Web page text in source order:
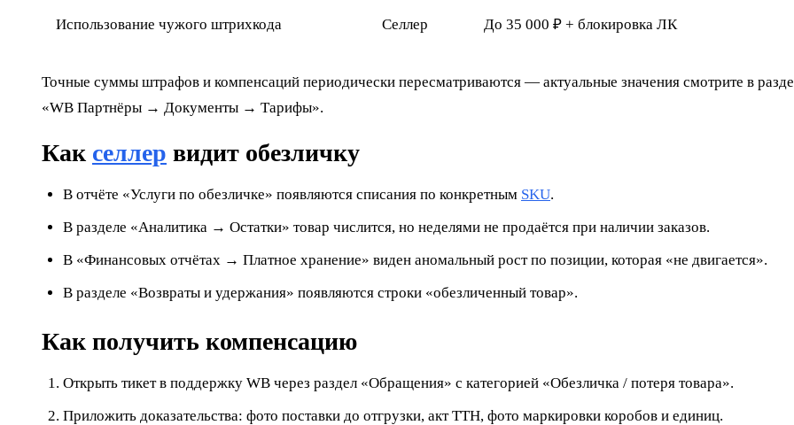
Использование чужого штрихкода Селлер До 35 000 ₽ + блокировка ЛК
Точные суммы штрафов и компенсаций периодически пересматриваются — актуальные значения смотрите в
«WB Партнёры → Документы → Тарифы».
Как селлер видит обезличку
В отчёте «Услуги по обезличке» появляются списания по конкретным SKU.
В разделе «Аналитика → Остатки» товар числится, но неделями не продаётся при наличии заказов.
В «Финансовых отчётах → Платное хранение» виден аномальный рост по позиции, которая «не двигается».
В разделе «Возвраты и удержания» появляются строки «обезличенный товар».
Как получить компенсацию
Открыть тикет в поддержку WB через раздел «Обращения» с категорией «Обезличка / потеря товара».
Приложить доказательства: фото поставки до отгрузки, акт ТТН, фото маркировки коробов и единиц.